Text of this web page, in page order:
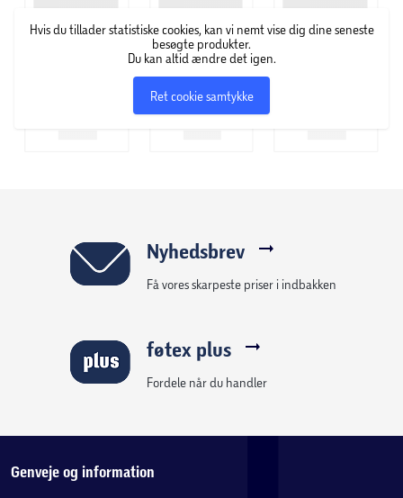
som falder i din smag.
Hvis du tillader statistiske cookies, kan vi nemt vise dig dine seneste
besøgte produkter.
Du kan altid ændre det igen.
Ret cookie samtykke
Nyhedsbrev
Få vores skarpeste priser i indbakken
føtex plus
Fordele når du handler
Genveje og information